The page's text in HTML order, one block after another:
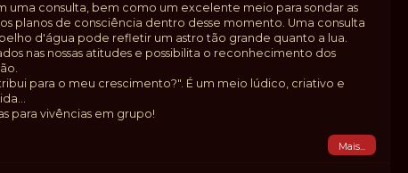
consulta, bem como um excelente meio para sondar as
planos de consciência dentro desse momento. Uma consulta
d'água pode refletir um astro tão grande quanto a lua.
nas nossas atitudes e possibilita o reconhecimento dos
para o meu crescimento?". É um meio lúdico, criativo e
para vivências em grupo!
Mais...